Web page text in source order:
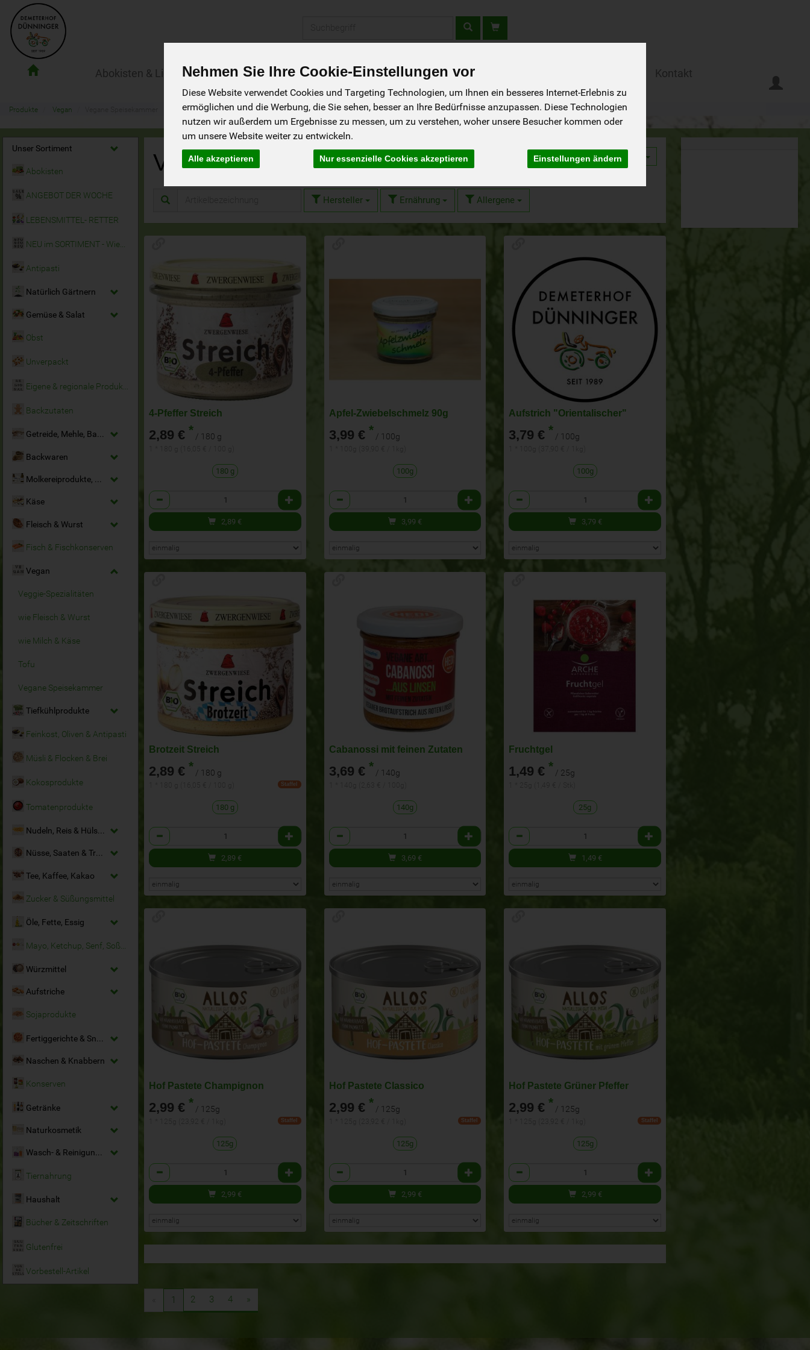
Nehmen Sie Ihre Cookie-Einstellungen vor
Diese Website verwendet Cookies und Targeting Technologien, um Ihnen ein besseres Internet-Erlebnis zu
ermöglichen und die Werbung, die Sie sehen, besser an Ihre Bedürfnisse anzupassen. Diese Technologien
nutzen wir außerdem um Ergebnisse zu messen, um zu verstehen, woher unsere Besucher kommen oder
um unsere Website weiter zu entwickeln.
Alle akzeptieren Nur essenzielle Cookies akzeptieren Einstellungen ändern
Lieferdienst
Abokisten & Lieferservice Der Hofladen Rezepte Wir über uns Aus der Region Kontakt
Produkte Vegan
Unser Sortiment
Abokisten
ANGEBOT DER WOCHE
LEBENSMITTEL- RETTER
Antipasti
Natürlich Gärtnern
Gemüse & Salat
Obst
Unverpackt
Backzutaten
Getreide, Mehle, Backmittel
Backwaren
Molkereiprodukte, Milchersatz & Eier
Käse
Fleisch & Wurst
Fisch & Fischkonserven
Vegan
Veggie-Spezialitäten
wie Fleisch & Wurst
wie Milch & Käse
Tofu
Vegane Speisekammer
Tiefkühlprodukte
Feinkost, Oliven & Antipasti
Müsli & Flocken & Brei
Kokosprodukte
Tomatenprodukte
Nudeln, Reis & Hülsenfrüchte
Nüsse, Saaten & Trockenfrüchte
Tee, Kaffee, Kakao
Zucker & Süßungsmittel
Öle, Fette, Essig
Würzmittel
Aufstriche
Sojaprodukte
Fertiggerichte & Snacks
Naschen & Knabbern
Konserven
Getränke
Naturkosmetik
Wasch- & Reinigungsmittel
Tiernahrung
Haushalt
Bücher & Zeitschriften
Glutenfrei
Vorbestell-Artikel
Vegane Speisekammer 28 von 1242
Hersteller Ernährung Allergene
4-Pfeffer Streich
2,89 € * / 180 g
180 g
Anzahl
2,89 €
Apfel-Zwiebelschmelz 90g
3,99 € * / 100g
100g
Anzahl
3,99 €
Aufstrich "Orientalischer"
3,79 € * / 100g
100g
Anzahl
3,79 €
Brotzeit Streich
2,89 € * / 180 g
Staffel
180 g
Anzahl
2,89 €
Cabanossi mit feinen Zutaten
3,69 € * / 140g
140g
Anzahl
3,69 €
Fruchtgel
1,49 € * / 25g
25g
Anzahl
1,49 €
Hof Pastete Champignon
2,99 € * / 125g
Staffel
125g
Anzahl
2,99 €
Hof Pastete Classico
2,99 € * / 125g
Staffel
125g
Anzahl
2,99 €
Hof Pastete Grüner Pfeffer
2,99 € * / 125g
Staffel
125g
Anzahl
2,99 €
1 2 3 4 »